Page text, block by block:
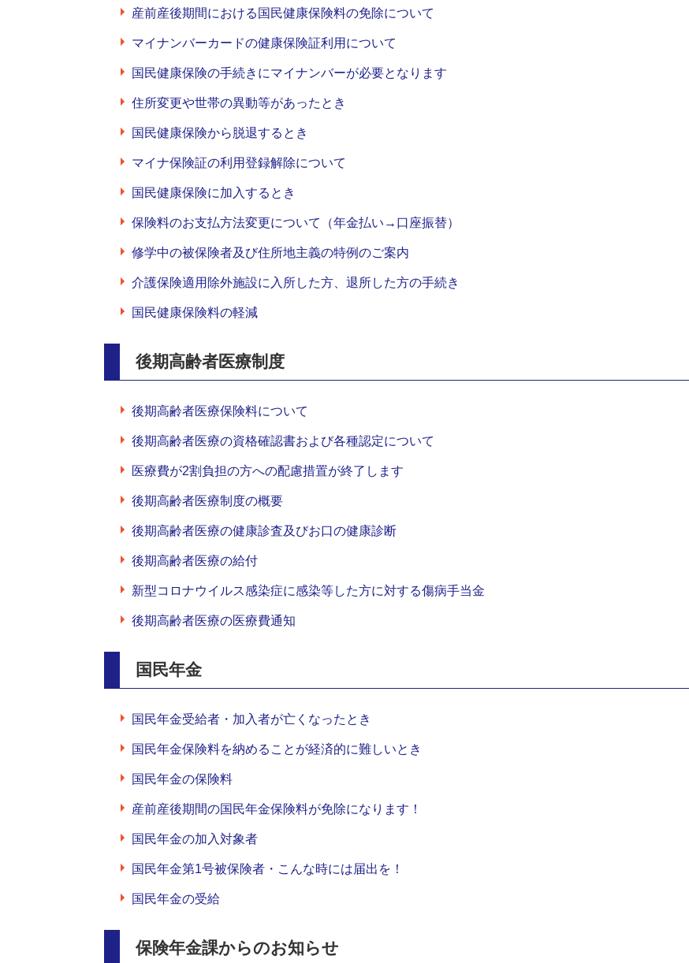
産前産後期間における国民健康保険料の免除について
マイナンバーカードの健康保険証利用について
国民健康保険の手続きにマイナンバーが必要となります
住所変更や世帯の異動等があったとき
国民健康保険から脱退するとき
マイナ保険証の利用登録解除について
国民健康保険に加入するとき
保険料のお支払方法変更について（年金払い→口座振替）
修学中の被保険者及び住所地主義の特例のご案内
介護保険適用除外施設に入所した方、退所した方の手続き
国民健康保険料の軽減
後期高齢者医療制度
後期高齢者医療保険料について
後期高齢者医療の資格確認書および各種認定について
医療費が2割負担の方への配慮措置が終了します
後期高齢者医療制度の概要
後期高齢者医療の健康診査及びお口の健康診断
後期高齢者医療の給付
新型コロナウイルス感染症に感染等した方に対する傷病手当金
後期高齢者医療の医療費通知
国民年金
国民年金受給者・加入者が亡くなったとき
国民年金保険料を納めることが経済的に難しいとき
国民年金の保険料
産前産後期間の国民年金保険料が免除になります！
国民年金の加入対象者
国民年金第1号被保険者・こんな時には届出を！
国民年金の受給
保険年金課からのお知らせ